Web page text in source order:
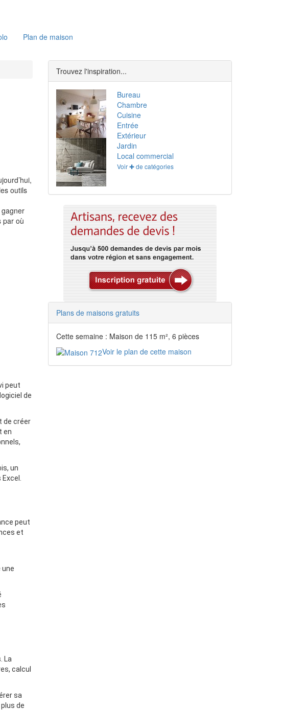
Plan de maison
outils
par où
peut
de
de créer
en
un
peut
et
La
calcul
sa
de
Trouvez l'inspiration...
Bureau
Chambre
Cuisine
Entrée
Extérieur
Jardin
Local commercial
Voir ✚ de catégories
Plans de maisons gratuits
Cette semaine : Maison de 115 m², 6 pièces
Voir le plan de cette maison